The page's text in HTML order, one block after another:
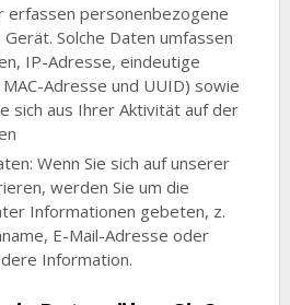
erfassen personenbezogene
Solche Daten umfassen
IP-Adresse, eindeutige
MAC-Adresse und UUID) sowie
sich aus Ihrer Aktivität auf der
Wenn Sie sich auf unserer
werden Sie um die
Informationen gebeten, z.
E-Mail-Adresse oder
Information.